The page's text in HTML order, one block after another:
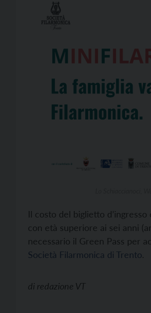
Il costo del biglietto
con età superiore ai sei anni
necessario il Green Pass per
Società Filarmonica di Trento.
di redazione VT